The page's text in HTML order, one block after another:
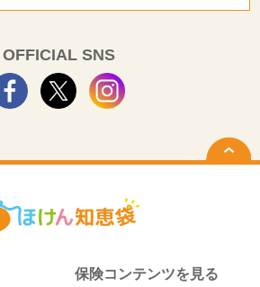
OFFICIAL SNS
保険コンテンツを見る